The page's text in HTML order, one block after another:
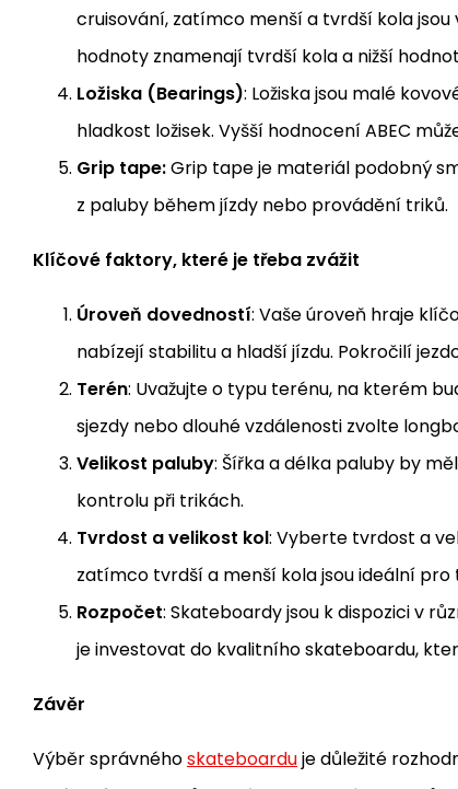
cruisování, zatímco menší a tvrdší kola
hodnoty znamenají tvrdší kola a nižší
Ložiska (Bearings): Ložiska jsou malé
hladkost ložisek. Vyšší hodnocení ABEC
Grip tape:Grip tape je materiál podobný
z paluby během jízdy nebo provádění triků.
Klíčové faktory, které je třeba zvážit
Úroveň dovedností: Vaše úroveň hraje
nabízejí stabilitu a hladší jízdu. Pokročilí
Terén: Uvažujte o typu terénu, na kterém
sjezdy nebo dlouhé vzdálenosti zvolte
Velikost paluby: Šířka a délka paluby by
kontrolu při trikách.
Tvrdost a velikost kol: Vyberte tvrdost a
zatímco tvrdší a menší kola jsou ideální pro
Rozpočet: Skateboardy jsou k dispozici v
je investovat do kvalitního skateboardu,
Závěr
Výběr správnéhoskateboarduje důležité